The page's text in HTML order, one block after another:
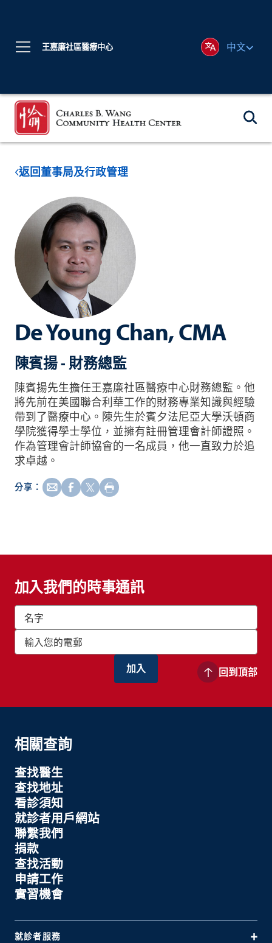
王嘉廉社區醫療中心 中文
返回董事局及行政管理
De Young Chan, CMA
陳賓揚 - 財務總監
陳賓揚先生擔任王嘉廉社區醫療中心財務總監。他
將先前在美國聯合利華工作的財務專業知識與經驗
帶到了醫療中心。陳先生於賓夕法尼亞大學沃頓商
學院獲得學士學位，並擁有註冊管理會計師證照。
作為管理會計師協會的一名成員，他一直致力於追
求卓越。
分享：
加入我們的時事通訊
回到頂部
相關查詢
查找醫生
查找地址
看診須知
就診者用戶網站
聯繫我們
捐款
查找活動
申請工作
實習機會
就診者服務